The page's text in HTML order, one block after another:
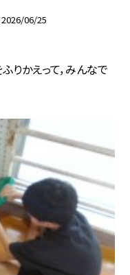
2026/06/25
りかえって，みんなで